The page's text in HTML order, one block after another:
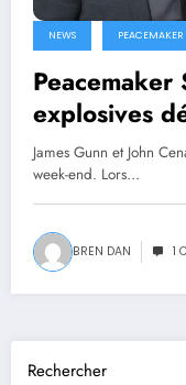
NEWS PEACEMAKER
Peacemaker
explosives
Mexico !
James Gunn et John
week-end. Lors…
BREN DAN 1
Rechercher